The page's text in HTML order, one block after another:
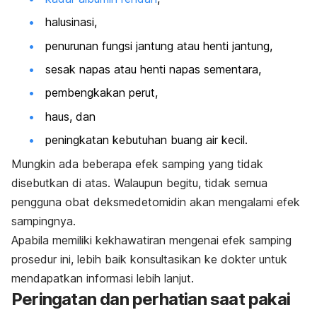
halusinasi,
penurunan fungsi jantung atau henti jantung,
sesak napas atau henti napas sementara,
pembengkakan perut,
haus, dan
peningkatan kebutuhan buang air kecil.
Mungkin ada beberapa efek samping yang tidak
disebutkan di atas. Walaupun begitu, tidak semua
pengguna obat deksmedetomidin akan mengalami efek
sampingnya.
Apabila memiliki kekhawatiran mengenai efek samping
prosedur ini, lebih baik konsultasikan ke dokter untuk
mendapatkan informasi lebih lanjut.
Peringatan dan perhatian saat pakai